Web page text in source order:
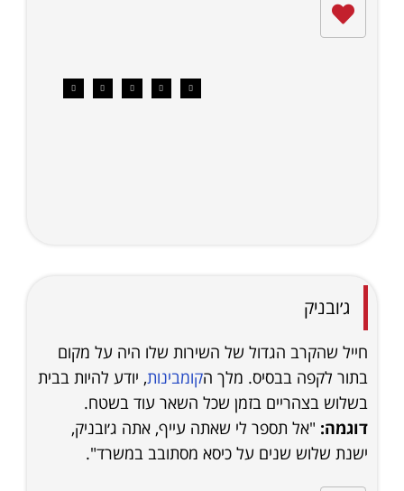
ג׳ובניק
חייל שהקרב הגדול של השירות שלו היה על מקום
בתור לקפה בבסיס. מלך הקומבינות, יודע להיות בבית
בשלוש בצהריים בזמן שכל השאר עוד בשטח.
דוגמה: "אל תספר לי שאתה עייף, אתה ג׳ובניק,
ישנת שלוש שנים על כיסא מסתובב במשרד".